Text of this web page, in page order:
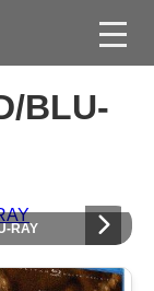
RAY / SVOD
BLU-
BLU-RAY/DVD